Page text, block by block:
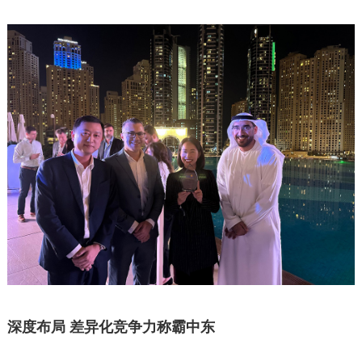
深度布局 差异化竞争力称霸中东